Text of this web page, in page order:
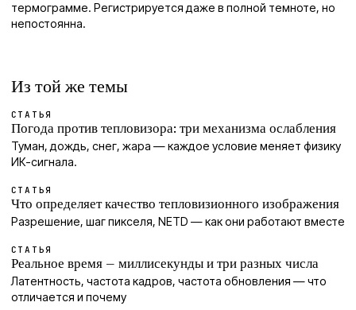
термограмме. Регистрируется даже в полной темноте, но
непостоянна.
Из той же темы
СТАТЬЯ
Погода против тепловизора: три механизма ослабления
Туман, дождь, снег, жара — каждое условие меняет физику
ИК-сигнала.
СТАТЬЯ
Что определяет качество тепловизионного изображения
Разрешение, шаг пикселя, NETD — как они работают вместе
СТАТЬЯ
Реальное время — миллисекунды и три разных числа
Латентность, частота кадров, частота обновления — что
отличается и почему